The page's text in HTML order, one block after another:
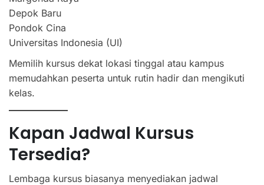
Depok Baru
Pondok Cina
Universitas Indonesia (UI)
Memilih kursus dekat lokasi tinggal atau kampus
memudahkan peserta untuk rutin hadir dan mengikuti
kelas.
Kapan Jadwal Kursus
Tersedia?
Lembaga kursus biasanya menyediakan jadwal